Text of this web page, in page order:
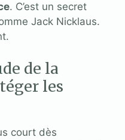
. C’est un secret
Jack Nicklaus.
de la
les
court dès